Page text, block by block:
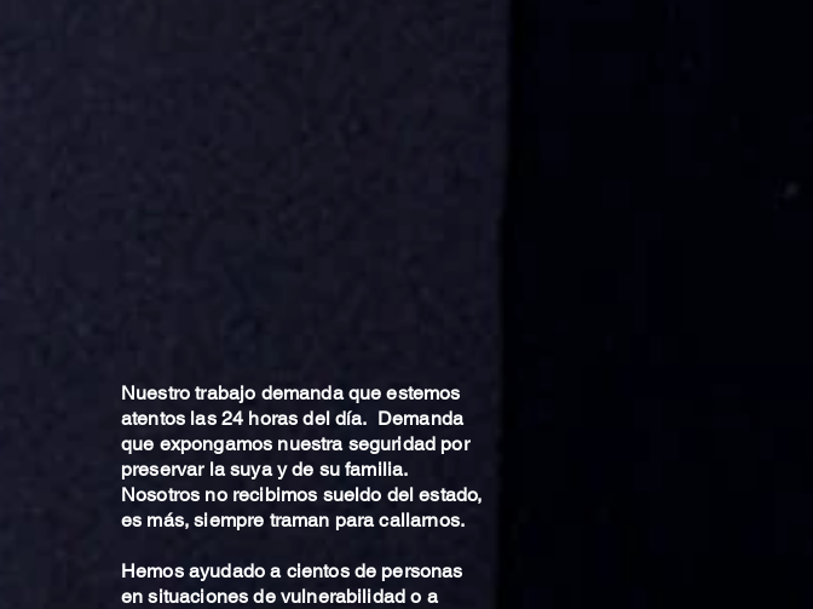
Nuestro trabajo demanda que estemos
atentos las 24 horas del día. Demanda
que expongamos nuestra seguridad por
preservar la suya y de su familia.
Nosotros no recibimos sueldo del estado,
es más, siempre traman para callarnos.
Hemos ayudado a cientos de personas
en situaciones de vulnerabilidad o a